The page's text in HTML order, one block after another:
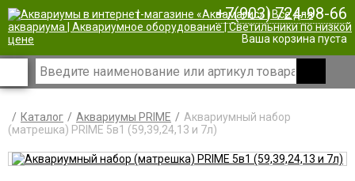
| +7(903) 724-98-66
Ваша корзина пуста
Каталог Аквариумы PRIME
Аквариумный набор
(матрешка) PRIME 5в1 (59,39,24,13 и 7л)